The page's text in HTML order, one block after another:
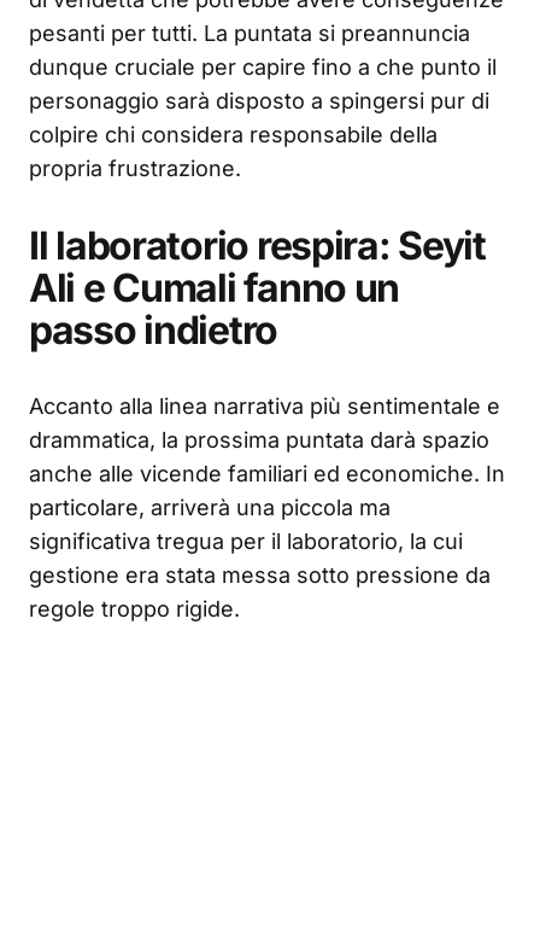
pesanti per tutti. La puntata si preannuncia
dunque cruciale per capire fino a che punto il
personaggio sarà disposto a spingersi pur di
colpire chi considera responsabile della
propria frustrazione.
Il laboratorio respira: Seyit
Ali e Cumali fanno un
passo indietro
Accanto alla linea narrativa più sentimentale e
drammatica, la prossima puntata darà spazio
anche alle vicende familiari ed economiche. In
particolare, arriverà una piccola ma
significativa tregua per il laboratorio, la cui
gestione era stata messa sotto pressione da
regole troppo rigide.